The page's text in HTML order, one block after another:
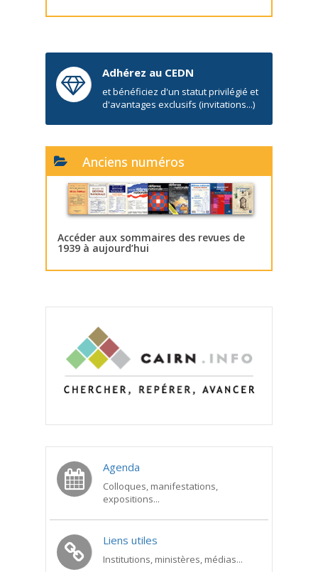
Adhérez au CEDN
et bénéficiez d'un statut privilégié et
d'avantages exclusifs (invitations...)
Anciens numéros
Accéder aux sommaires des revues de
1939 à aujourd’hui
Agenda
Colloques, manifestations,
expositions...
Liens utiles
Institutions, ministères, médias...